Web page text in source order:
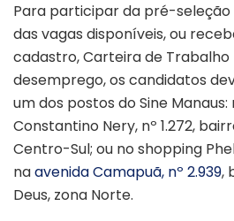
Para participar da pré-
das vagas disponíveis, ou
cadastro, Carteira de Trabalho
desemprego, os candidatos
um dos postos do Sine
Constantino Nery, nº 1.272,
Centro-Sul; ou no shopping
naavenida Camapuã, nº 2.939,
Deus, zona Norte.